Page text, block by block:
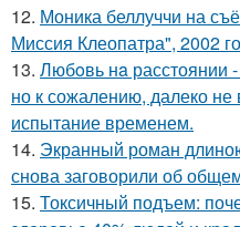
12. Моника беллуччи на
Миссия Клеопатра", 2002
13. Любoвь нa расстоянии
но к сожалению, далеко
испытание временем.
14. Экранный роман
снова заговорили об
15. Токсичный подъем: